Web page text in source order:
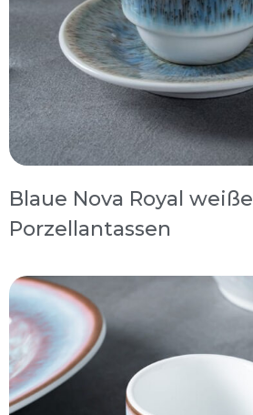
Blaue Nova Royal weiße
Porzellantassen